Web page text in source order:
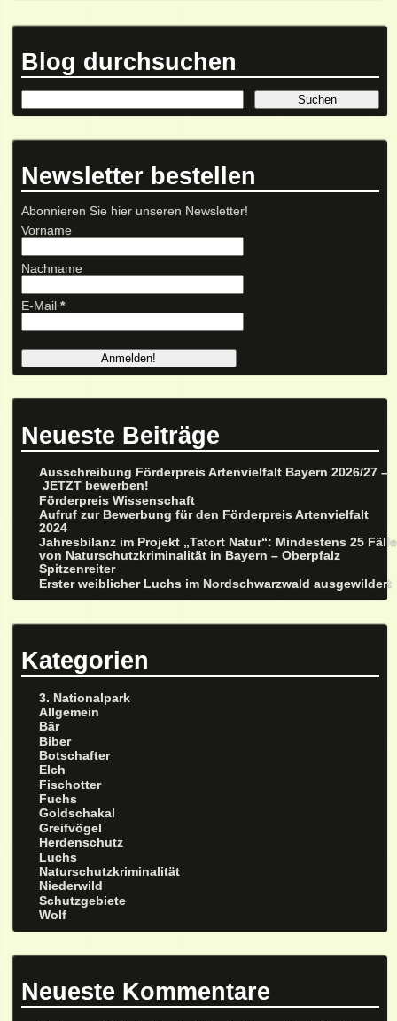
Blog durchsuchen
Newsletter bestellen
Abonnieren Sie hier unseren Newsletter!
Vorname
Nachname
E-Mail *
Neueste Beiträge
Ausschreibung Förderpreis Artenvielfalt Bayern 2026/27 –
JETZT bewerben!
Förderpreis Wissenschaft
Aufruf zur Bewerbung für den Förderpreis Artenvielfalt
2024
Jahresbilanz im Projekt „Tatort Natur“: Mindestens 25 Fälle
von Naturschutzkriminalität in Bayern – Oberpfalz
Spitzenreiter
Erster weiblicher Luchs im Nordschwarzwald ausgewildert
Kategorien
3. Nationalpark
Allgemein
Bär
Biber
Botschafter
Elch
Fischotter
Fuchs
Goldschakal
Greifvögel
Herdenschutz
Luchs
Naturschutzkriminalität
Niederwild
Schutzgebiete
Wolf
Neueste Kommentare